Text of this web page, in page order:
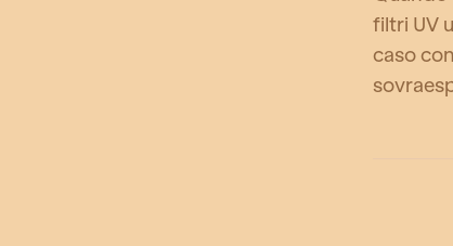
filtri UV
caso